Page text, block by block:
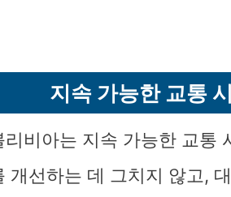
지속 가능한 교통
비아는 지속 가능한 교통
개선하는 데 그치지 않고,